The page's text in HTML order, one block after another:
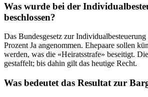
Was wurde bei der
beschlossen?
Das Bundesgesetz zur
Prozent Ja angenommen. Ehepaare sollen
werden, was die «Heiratsstrafe» beseitigt.
gestaffelt; bis dahin gilt das heutige Recht.
Was bedeutet das Resultat zur